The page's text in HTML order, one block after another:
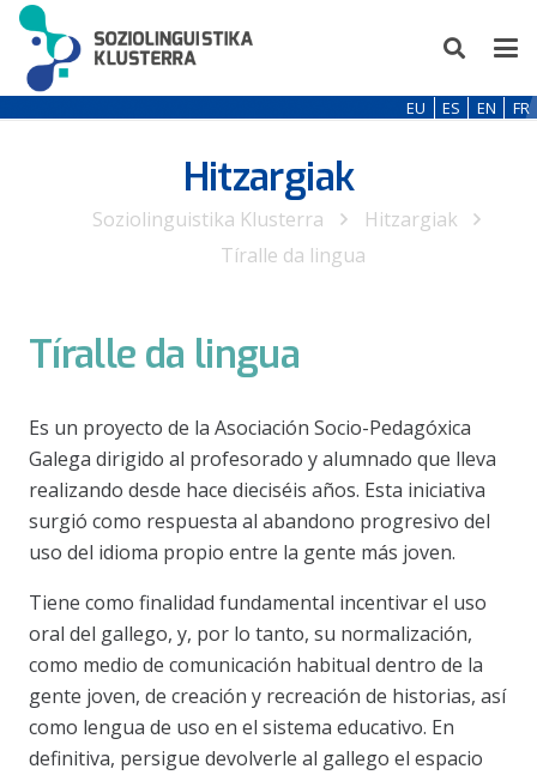
EU ES EN FR
Hitzargiak
Soziolinguistika Klusterra
Hitzargiak
Tíralle da lingua
Tíralle da lingua
Es un proyecto de la Asociación Socio-Pedagóxica
Galega dirigido al profesorado y alumnado que lleva
realizando desde hace dieciséis años. Esta iniciativa
surgió como respuesta al abandono progresivo del
uso del idioma propio entre la gente más joven.
Tiene como finalidad fundamental incentivar el uso
oral del gallego, y, por lo tanto, su normalización,
como medio de comunicación habitual dentro de la
gente joven, de creación y recreación de historias, así
como lengua de uso en el sistema educativo. En
definitiva, persigue devolverle al gallego el espacio